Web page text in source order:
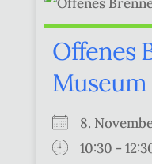
Offenes
Museum
8.
10:30 -